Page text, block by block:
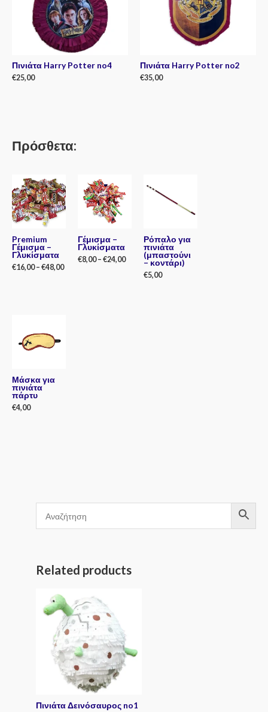
Πινιάτα Harry Potter no4
€25,00
Πινιάτα Harry Potter no2
€35,00
Πρόσθετα:
Premium
Γέμισμα –
Γλυκίσματα
€16,00– €48,00
Γέμισμα –
Γλυκίσματα
€8,00– €24,00
Ρόπαλο για
πινιάτα
(μπαστούνι
– κοντάρι)
€5,00
Μάσκα για
πινιάτα
πάρτυ
€4,00
Related products
Πινιάτα Δεινόσαυρος no1